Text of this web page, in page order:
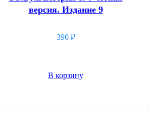
версия. Издание 9
390 ₽
В корзину